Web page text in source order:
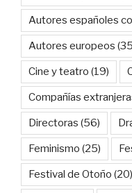
Autores españoles
Autores europeos
Cine y teatro (19)
Compañías
Directoras (56)
Feminismo (25)
Festival de Otoño (20)